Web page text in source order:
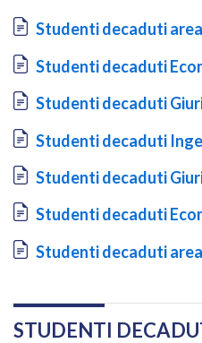
Document
Studenti decaduti
Document
Studenti decaduti
Document
Studenti decaduti
Document
Studenti decaduti
Document
Studenti decaduti
Document
Studenti decaduti
Document
Studenti decaduti
STUDENTI